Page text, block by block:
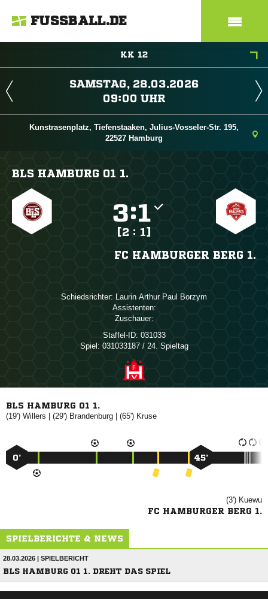
FUSSBALL.DE
KK 12
 
 
Kunstrasenplatz, Tiefenstaaken, Julius-Vosseler-Str. 195,
22527 Hamburg
BLS HAMBURG 01 1.
:
[2 : 1]
FC HAMBURGER BERG 1.
Schiedsrichter:    
Assistenten:
Zuschauer:
Staffel-ID: 031033
Spiel: 031033187 / 24. Spieltag
BLS HAMBURG 01 1.
(19')  | (29')  | (65') 
0’ 45’
(3') 
FC HAMBURGER BERG 1.
SPIELBERICHTE & NEWS
28.03.2026 | SPIELBERICHT
BLS HAMBURG 01 1. DREHT DAS SPIEL